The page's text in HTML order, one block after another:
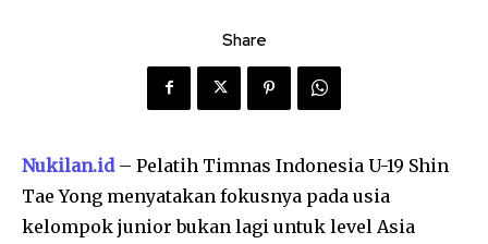
Share
Nukilan.id– Pelatih Timnas Indonesia U-19 Shin
Tae Yong menyatakan fokusnya pada usia
kelompok junior bukan lagi untuk level Asia